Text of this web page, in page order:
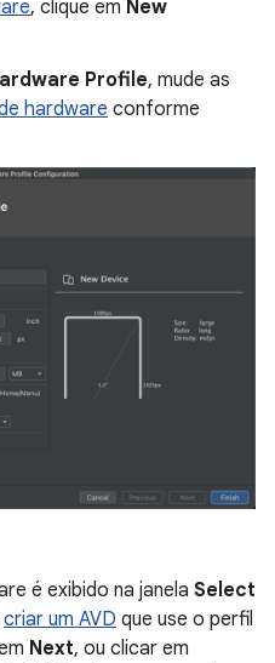
, clique em New
Profile, mude as
hardware conforme
é exibido na janela Select
criar um AVD que use o perfil
Next, ou clicar em